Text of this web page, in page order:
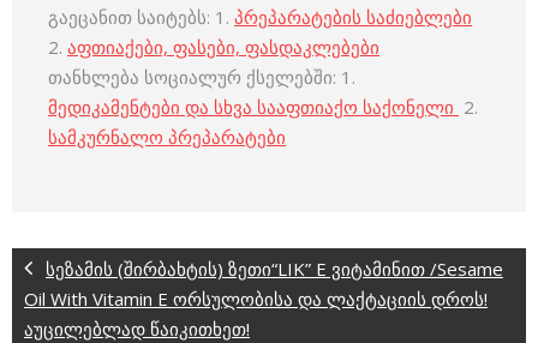
გაეცანით საიტებს: 1. პრეპარატების საძიებლები
2. აფთიაქები, ფასები, ფასდაკლებები
თანხლება სოციალურ ქსელებში: 1.
მედიკამენტები და სხვა სააფთიაქო საქონელი 2.
სამკურნალო პრეპარატები
სეზამის (შირბახტის) ზეთი“LIK” E ვიტამინით /Sesame
Oil With Vitamin E ორსულობისა და ლაქტაციის დროს!
აუცილებლად წაიკითხეთ!